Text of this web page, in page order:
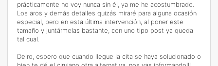
prácticamente no voy nunca sin él, ya me he acostumbrado.
Los aros y demás detalles quizás miraré para alguna ocasión
especial, pero en esta última intervención, al poner este
tamaño y juntármelas bastante, con uno tipo post ya queda
tal cual.
Delro, espero que cuando llegue la cita se haya solucionado o